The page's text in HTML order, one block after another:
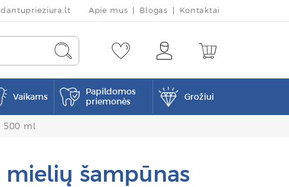
Apie mus Blogas Kontaktai
Vaikams
Papildomos
priemonės
Grožiui
500 ml
mielių šampūnas